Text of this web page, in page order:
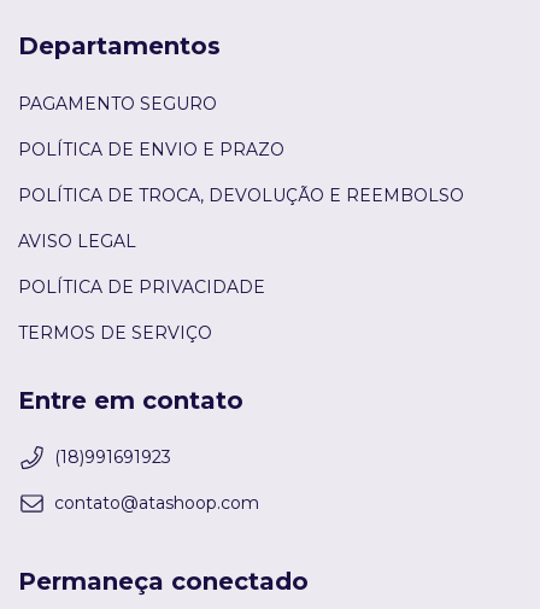
Departamentos
PAGAMENTO SEGURO
POLÍTICA DE ENVIO E PRAZO
POLÍTICA DE TROCA, DEVOLUÇÃO E REEMBOLSO
AVISO LEGAL
POLÍTICA DE PRIVACIDADE
TERMOS DE SERVIÇO
Entre em contato
(18)991691923
contato@atashoop.com
Permaneça conectado